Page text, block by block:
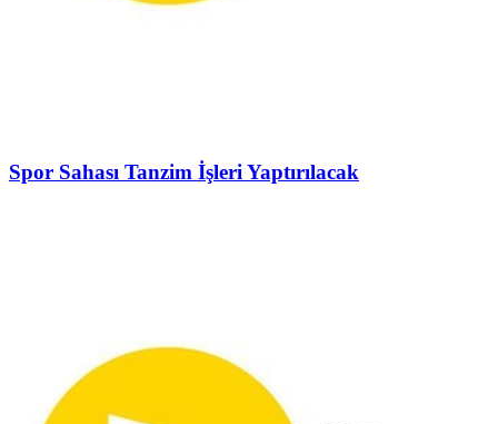
Spor Sahası Tanzim İşleri Yaptırılacak